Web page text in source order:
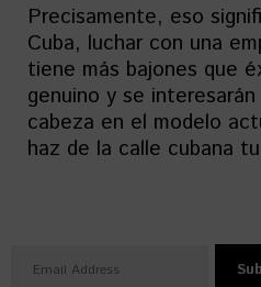
Precisamente, eso
Cuba, luchar con una
tiene más bajones que
genuino y se
cabeza en el modelo
haz de la calle cubana